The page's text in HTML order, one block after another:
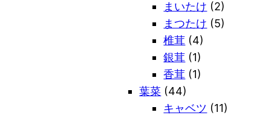
まいたけ (2)
まつたけ (5)
椎茸 (4)
銀茸 (1)
香茸 (1)
葉菜 (44)
キャベツ (11)